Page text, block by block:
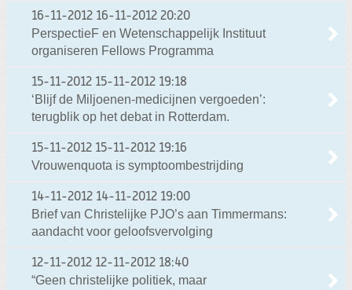
16-11-2012 16-11-2012 20:20
PerspectieF en Wetenschappelijk Instituut
organiseren Fellows Programma
15-11-2012 15-11-2012 19:18
‘Blijf de Miljoenen-medicijnen vergoeden’:
terugblik op het debat in Rotterdam.
15-11-2012 15-11-2012 19:16
Vrouwenquota is symptoombestrijding
14-11-2012 14-11-2012 19:00
Brief van Christelijke PJO’s aan Timmermans:
aandacht voor geloofsvervolging
12-11-2012 12-11-2012 18:40
“Geen christelijke politiek, maar